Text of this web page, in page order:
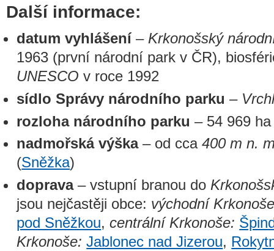
Další informace:
datum vyhlášení– Krkonošský
1963 (první národní park v ČR),
UNESCO v roce 1992
sídlo Správy národního parku –
rozloha národního parku – 54 969 ha
nadmořská výška– od cca400 m n.
(Sněžka)
doprava– vstupní branou do
jsou nejčastěji obce: východní
pod Sněžkou,centrální Krkonoše:
Krkonoše: Jablonec nad Jizerou,